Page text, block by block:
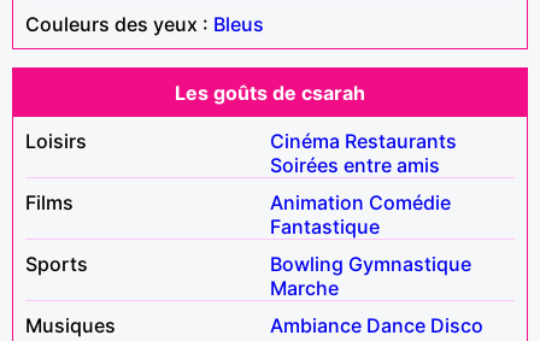
Couleurs des yeux : Bleus
Les goûts de csarah
Loisirs
Cinéma Restaurants
Soirées entre amis
Films
Animation Comédie
Fantastique
Sports
Bowling Gymnastique
Marche
Musiques
Ambiance Dance Disco